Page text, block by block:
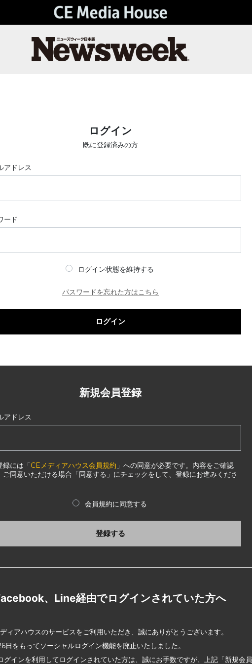
ログイン
既に登録済みの方
アドレス
ード
ログイン状態を維持する
パスワードを忘れた方はこちら
ログイン
新規会員登録
アドレス
録には「CEメディアハウス会員規約 」への同意が必要です。内容をご確認
ご同意いただける場合「同意する」にチェックをして、登録にお進みくださ
会員規約に同意する
登録する
、Line経由でログインされていた方へ
ィアハウスのサービスをご利用いただき、誠にありがとうございます。
日をもってソーシャルログイン機能を廃止いたしました。
グインを利用してログインされていた方は、誠にお手数ですが、上記「新規会員